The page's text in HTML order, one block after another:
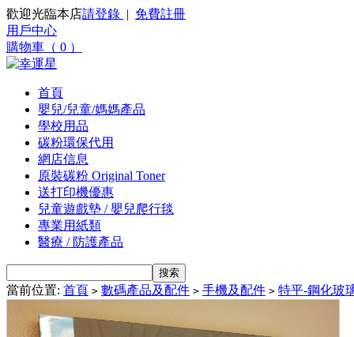
歡迎光臨本店請登錄 | 免費註冊
用戶中心
購物車（ 0 ）
首頁
嬰兒/兒童/媽媽產品
學校用品
碳粉環保代用
網店信息
原裝碳粉 Original Toner
送打印機優惠
兒童遊戲墊 / 嬰兒爬行毯
專業用紙類
醫療 / 防護產品
當前位置: 首頁 > 數碼產品及配件 > 手機及配件 > 特平-鋼化玻